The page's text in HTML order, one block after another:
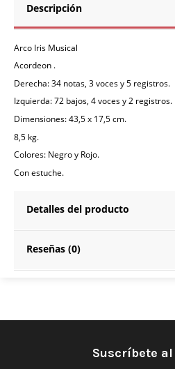
Descripción
Arco Iris Musical
Acordeon .
Derecha: 34 notas, 3 voces y 5 registros.
Izquierda: 72 bajos, 4 voces y 2 registros.
Dimensiones: 43,5 x 17,5 cm.
8,5 kg.
Colores: Negro y Rojo.
Con estuche.
Detalles del producto
Reseñas (0)
Suscríbete